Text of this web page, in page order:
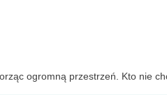
ogromną przestrzeń. Kto nie